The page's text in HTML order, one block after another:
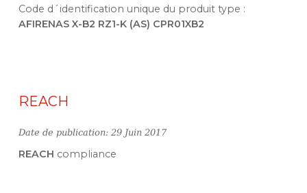
Code d´identification unique du produit type :
AFIRENAS X-B2 RZ1-K (AS) CPR01XB2
REACH
Date de publication: 29 Juin 2017
REACH compliance